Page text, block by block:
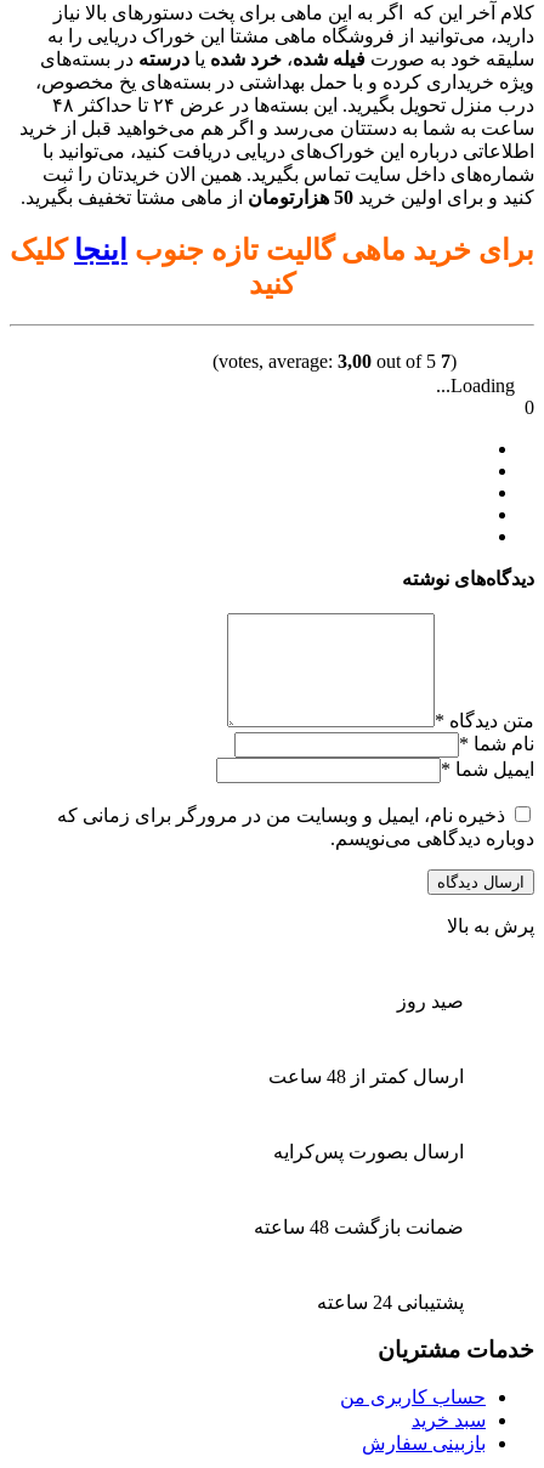
کلام آخر این که اگر به این ماهی برای پخت دستورهای بالا نیاز
دارید، می‌توانید از فروشگاه ماهی مشتا این خوراک دریایی را به
سلیقه خود به صورت فیله شده، خرد شده یا درسته در بسته‌های
ویژه خریداری کرده و با حمل بهداشتی در بسته‌های یخ مخصوص،
درب منزل تحویل بگیرید. این بسته‌ها در عرض ۲۴ تا حداکثر ۴۸
ساعت به شما به دستتان می‌رسد و اگر هم می‌خواهید قبل از خرید
اطلاعاتی درباره این خوراک‌های دریایی دریافت کنید، می‌توانید با
شماره‌های داخل سایت تماس بگیرید. همین الان خریدتان را ثبت
کنید و برای اولین خرید 50 هزارتومان از ماهی مشتا تخفیف بگیرید.
برای خرید ماهی گالیت تازه جنوب اینجا کلیک
کنید
(
7
3,00 out of 5)
Loading...
0
دیدگاه‌های نوشته
متن دیدگاه *
نام شما *
ایمیل شما *
ذخیره نام، ایمیل و وبسایت من در مرورگر برای زمانی که
دوباره دیدگاهی می‌نویسم.
پرش به بالا
صید روز
ارسال کمتر از 48 ساعت
ارسال بصورت پس‌کرایه
ضمانت بازگشت 48 ساعته
پشتیبانی 24 ساعته
خدمات مشتریان
حساب کاربری من
سبد خرید
بازبینی سفارش